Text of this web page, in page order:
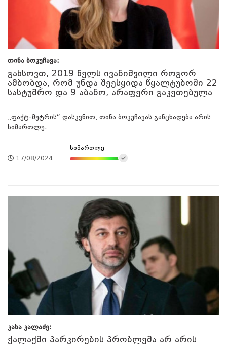
თინა ბოკუჩავა:
გახსოვთ, 2019 წელს ივანიშვილი როგორ
ამბობდა, რომ უნდა შეესყიდა წყალტუბოში 22
სასტუმრო და 9 აბანო, არაფერი გაკეთებულა
„ფაქტ-მეტრის“ დასკვნით, თინა ბოკუჩავას განცხადება არის
სიმართლე.
17/08/2024
სიმართლე
კახა კალაძე:
ქალაქში პარკირების პრობლემა არ არის